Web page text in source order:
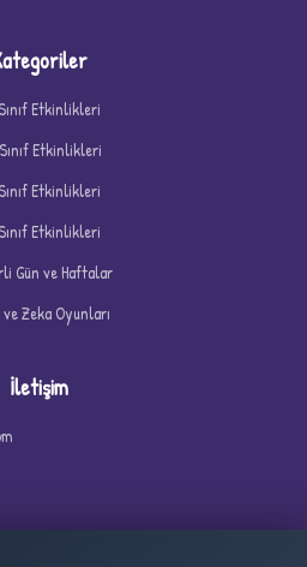
D
Etkinlikleri
Etkinlikleri
Etkinlikleri
Etkinlikleri
Gün ve Haftalar
Zeka Oyunları
İletişim